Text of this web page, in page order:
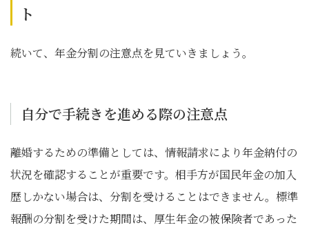
ト
続いて、年金分割の注意点を見ていきましょう。
自分で手続きを進める際の注意点
離婚するための準備としては、情報請求により年金納付の
状況を確認することが重要です。相手方が国民年金の加入
歴しかない場合は、分割を受けることはできません。標準
報酬の分割を受けた期間は、厚生年金の被保険者であった